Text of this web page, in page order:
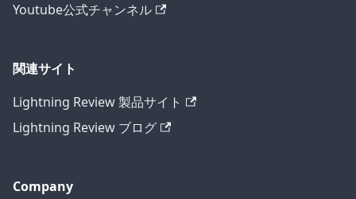
Youtube公式チャンネル
関連サイト
Lightning Review 製品サイト
Lightning Review ブログ
Company